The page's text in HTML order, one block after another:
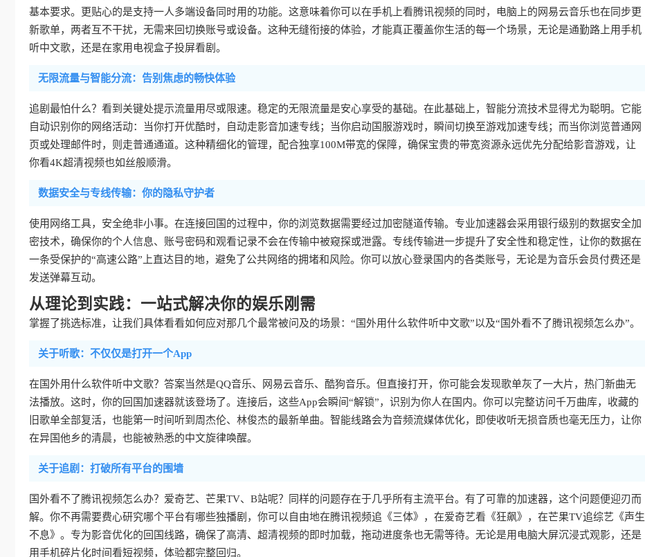
基本要求。更贴心的是支持一人多端设备同时用的功能。这意味着你可以在手机上看腾讯视频的同时，电脑上的网易云音乐也在同步更
新歌单，两者互不干扰，无需来回切换账号或设备。这种无缝衔接的体验，才能真正覆盖你生活的每一个场景，无论是通勤路上用手机
听中文歌，还是在家用电视盒子投屏看剧。
无限流量与智能分流：告别焦虑的畅快体验
追剧最怕什么？看到关键处提示流量用尽或限速。稳定的无限流量是安心享受的基础。在此基础上，智能分流技术显得尤为聪明。它能
自动识别你的网络活动：当你打开优酷时，自动走影音加速专线；当你启动国服游戏时，瞬间切换至游戏加速专线；而当你浏览普通网
页或处理邮件时，则走普通通道。这种精细化的管理，配合独享100M带宽的保障，确保宝贵的带宽资源永远优先分配给影音游戏，让
你看4K超清视频也如丝般顺滑。
数据安全与专线传输：你的隐私守护者
使用网络工具，安全绝非小事。在连接回国的过程中，你的浏览数据需要经过加密隧道传输。专业加速器会采用银行级别的数据安全加
密技术，确保你的个人信息、账号密码和观看记录不会在传输中被窥探或泄露。专线传输进一步提升了安全性和稳定性，让你的数据在
一条受保护的“高速公路”上直达目的地，避免了公共网络的拥堵和风险。你可以放心登录国内的各类账号，无论是为音乐会员付费还是
发送弹幕互动。
从理论到实践：一站式解决你的娱乐刚需
掌握了挑选标准，让我们具体看看如何应对那几个最常被问及的场景：“国外用什么软件听中文歌”以及“国外看不了腾讯视频怎么办”。
关于听歌：不仅仅是打开一个App
在国外用什么软件听中文歌？答案当然是QQ音乐、网易云音乐、酷狗音乐。但直接打开，你可能会发现歌单灰了一大片，热门新曲无
法播放。这时，你的回国加速器就该登场了。连接后，这些App会瞬间“解锁”，识别为你人在国内。你可以完整访问千万曲库，收藏的
旧歌单全部复活，也能第一时间听到周杰伦、林俊杰的最新单曲。智能线路会为音频流媒体优化，即使收听无损音质也毫无压力，让你
在异国他乡的清晨，也能被熟悉的中文旋律唤醒。
关于追剧：打破所有平台的围墙
国外看不了腾讯视频怎么办？爱奇艺、芒果TV、B站呢？同样的问题存在于几乎所有主流平台。有了可靠的加速器，这个问题便迎刃而
解。你不再需要费心研究哪个平台有哪些独播剧，你可以自由地在腾讯视频追《三体》，在爱奇艺看《狂飙》，在芒果TV追综艺《声生
不息》。专为影音优化的回国线路，确保了高清、超清视频的即时加载，拖动进度条也无需等待。无论是用电脑大屏沉浸式观影，还是
用手机碎片化时间看短视频，体验都完整回归。